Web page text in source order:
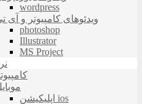
wordpress
ویدئوهای کامپیوتر و آی
photoshop
Illustrator
MS Project
اپلیکیشن ios